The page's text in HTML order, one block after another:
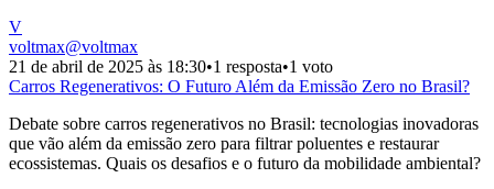
V
voltmax@voltmax
21 de abril de 2025 às 18:30•1 resposta•1 voto
Carros Regenerativos: O Futuro Além da Emissão Zero no Brasil?
Debate sobre carros regenerativos no Brasil: tecnologias inovadoras
que vão além da emissão zero para filtrar poluentes e restaurar
ecossistemas. Quais os desafios e o futuro da mobilidade ambiental?